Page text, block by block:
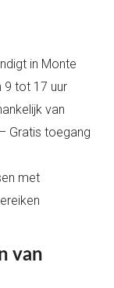
in Monte
9 tot 17 uur
van
Gratis toegang
met
van